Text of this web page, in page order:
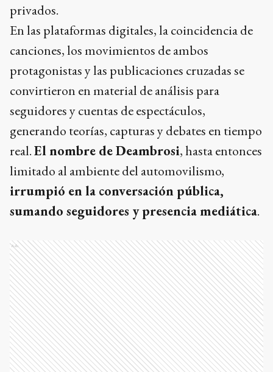
privados.
En las plataformas digitales, la coincidencia de
canciones, los movimientos de ambos
protagonistas y las publicaciones cruzadas se
convirtieron en material de análisis para
seguidores y cuentas de espectáculos,
generando teorías, capturas y debates en tiempo
real.El nombre de Deambrosi, hasta entonces
limitado al ambiente del automovilismo,
irrumpió en la conversación pública,
sumando seguidores y presencia mediática.
Ads